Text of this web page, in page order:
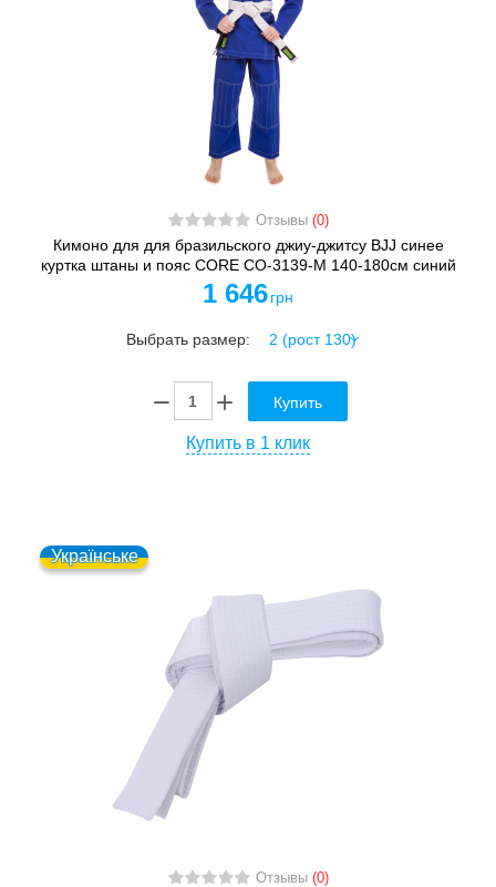
Отзывы (0)
Кимоно для для бразильского джиу-джитсу BJJ синее
куртка штаны и пояс CORE CO-3139-M 140-180см синий
1 646 грн
Выбрать размер:
Купить
Купить в 1 клик
Українське
Отзывы (0)